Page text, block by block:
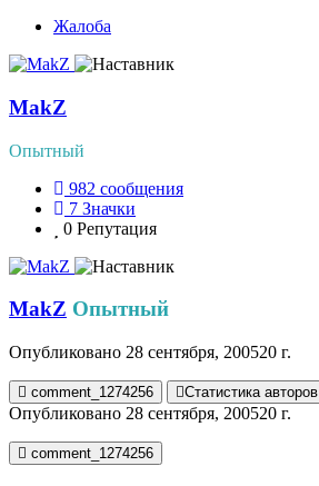
Жалоба
MakZ
Опытный
982 сообщения
7 Значки
0 Репутация
MakZ Опытный
Опубликовано 28 сентября, 200520 г.
comment_1274256 Статистика авторов
Опубликовано 28 сентября, 200520 г.
comment_1274256